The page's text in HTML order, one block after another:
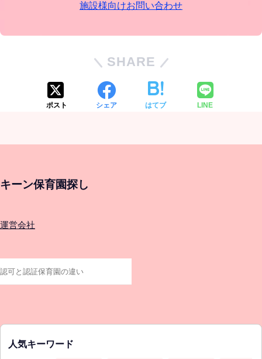
施設様向けお問い合わせ
SHARE
ポスト シェア はてブ LINE
キーン保育園探し
運営会社
人気キーワード